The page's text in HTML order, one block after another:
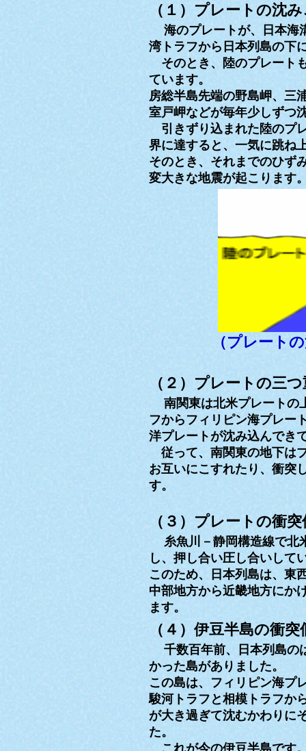
（１）プレートの沈
海のプレートが、日本
湾トラフから日本列島の下
そのとき、陸のプレート
ています。
房総半島先端の野島岬、三
室戸岬などが毎年少しずつ
引きずり込まれた陸のプ
界に達すると、一気に跳ね
そのとき、それまでのひず
変大きな地震が起こります
（プレート
（２）プレートの三
南関東は北米プレートの
フからフィリピン海プレー
洋プレートが沈み込んでき
従って、南関東の地下は
お互いにこすれたり、衝突
す。
（３）プレートの衝
糸魚川－静岡構造線で北
し、押し合い圧し合いして
このため、日本列島は、東
中部地方から近畿地方にか
ます。
（４）伊豆半島の衝突
千数百年前、日本列島の
かった島がありました。
この島は、フィリピン海プ
駿河トラフと相模トラフか
が大き過ぎて沈むかわりに
た。
これが今の伊豆半島です